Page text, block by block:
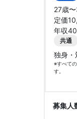
27歳
定価
年収
共通
独身・
※すべて
す。
募集人